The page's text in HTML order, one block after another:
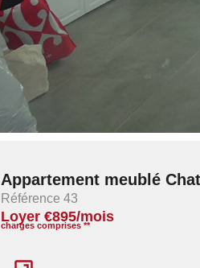
Appartement meublé
Référence 43
Loyer €895/mois
charges comprises **